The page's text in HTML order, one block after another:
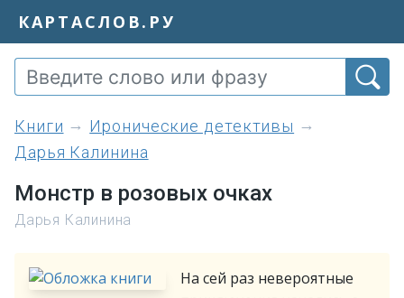
КАРТАСЛОВ.РУ
книги
Иронические детективы
Дарья Калинина
Монстр в розовых очках
Дарья Калинина
На сей раз невероятные